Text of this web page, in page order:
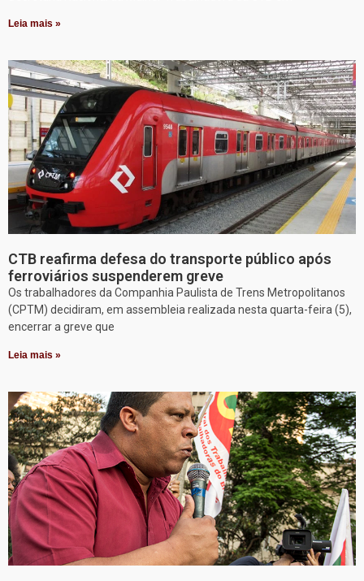
Leia mais »
CTB reafirma defesa do transporte público após
ferroviários suspenderem greve
Os trabalhadores da Companhia Paulista de Trens Metropolitanos
(CPTM) decidiram, em assembleia realizada nesta quarta-feira (5),
encerrar a greve que
Leia mais »